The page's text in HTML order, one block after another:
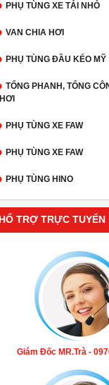
PHỤ TÙNG XE TẢI NHỎ
VAN CHIA HƠI
PHỤ TÙNG ĐẦU KÉO MỸ
TỔNG PHANH, TỔNG
HƠI
PHỤ TÙNG XE FAW
PHỤ TÙNG XE FAW
PHỤ TÙNG HINO
HỔ TRỢ TRỰC TUYẾN
Giám Đốc MR.Trà -